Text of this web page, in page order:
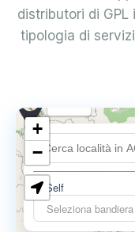
distributori di GPL
tipologia di
Self
Seleziona bandiera
+
−